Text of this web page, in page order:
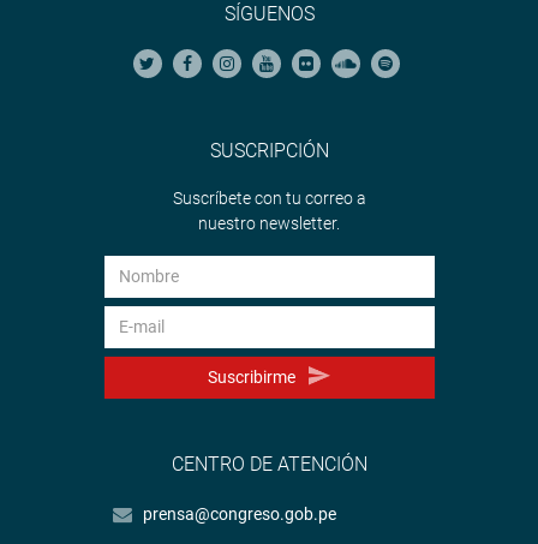
SÍGUENOS
SUSCRIPCIÓN
Suscríbete con tu correo a
nuestro newsletter.
Suscribirme
CENTRO DE ATENCIÓN
prensa@congreso.gob.pe